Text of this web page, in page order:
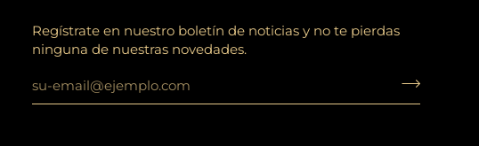
Regístrate en nuestro boletín de noticias y no te pierdas
ninguna de nuestras novedades.